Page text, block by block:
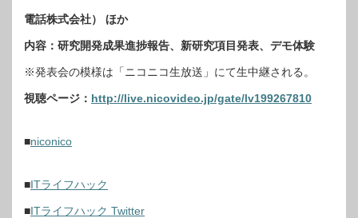
電話株式会社） ほか
内容：研究開発成果進捗報告、新研究項目発表、デモ体験
※発表会の模様は「ニコニコ生放送」にて生中継される。
視聴ページ： http://live.nicovideo.jp/gate/lv199267810
■niconico
■ITライフハック
■ITライフハック Twitter